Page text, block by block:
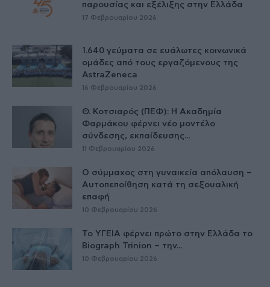
παρουσίας και εξέλιξης στην Ελλάδα
17 Φεβρουαρίου 2026
1.640 γεύματα σε ευάλωτες κοινωνικά
ομάδες από τους εργαζόμενους της
AstraZeneca
16 Φεβρουαρίου 2026
Θ. Κοτσιαρός (ΠΕΦ): Η Ακαδημία
Φαρμάκου φέρνει νέο μοντέλο
σύνδεσης, εκπαίδευσης...
11 Φεβρουαρίου 2026
Ο σύμμαχος στη γυναικεία απόλαυση –
Αυτοπεποίθηση κατά τη σεξουαλική
επαφή
10 Φεβρουαρίου 2026
Το ΥΓΕΙΑ φέρνει πρώτο στην Ελλάδα το
Biograph Trinion – την...
10 Φεβρουαρίου 2026